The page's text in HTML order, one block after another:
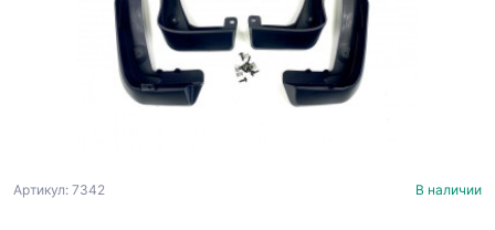
Артикул: 7342 В наличии